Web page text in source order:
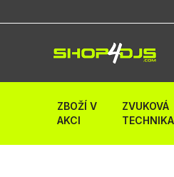
ZBOŽÍ V
AKCI
ZVUKOVÁ
TECHNIKA